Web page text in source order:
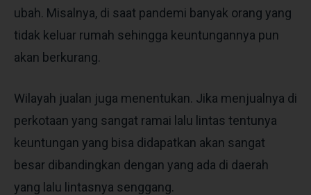
ubah. Misalnya, di saat pandemi banyak orang yang
tidak keluar rumah sehingga keuntungannya pun
akan berkurang.
Wilayah jualan juga menentukan. Jika menjualnya di
perkotaan yang sangat ramai lalu lintas tentunya
keuntungan yang bisa didapatkan akan sangat
besar dibandingkan dengan yang ada di daerah
yang lalu lintasnya senggang.